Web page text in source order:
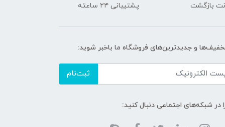
پشتیبانی ۲۴ ساعته
و جدیدترین‌های فروشگاه ما باخبر شوید:
ثبت‌نام
در شبکه‌های اجتماعی دنبال کنید: